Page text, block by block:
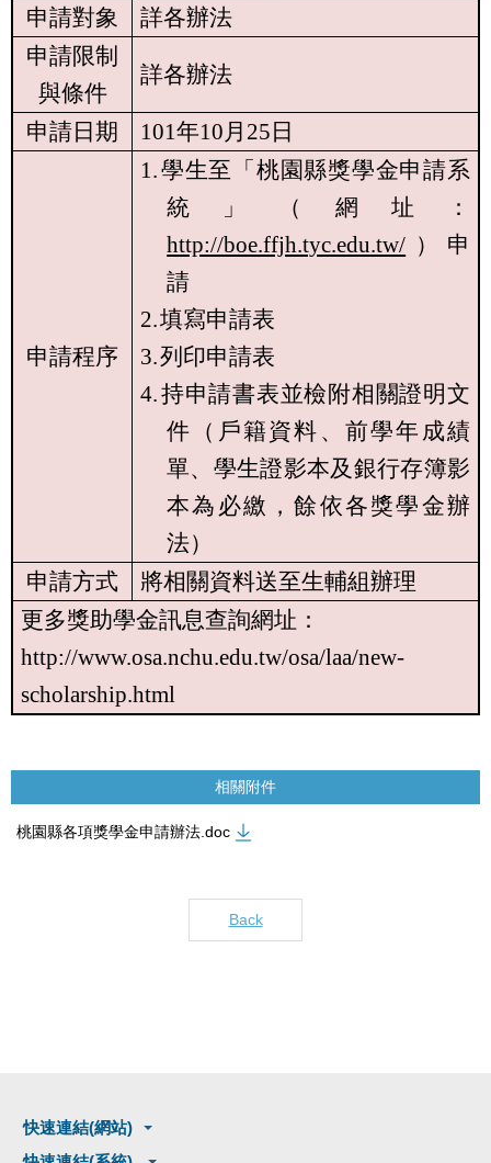
申請對象
詳各辦法
申請限制
與條件
詳各辦法
申請日期 101年10 月 25 日
申請程序
1.學生至「桃園縣獎學金申請系
統」（網址：
http://boe.ffjh.tyc.edu.tw/ ）申
請
2.填寫申請表
3.列印申請表
4.持申請書表並檢附相關證明文
件（戶籍資料、前學年成績
單、學生證影本及銀行存簿影
本為必繳，餘依各獎學金辦
法）
申請方式
將相關資料送至生輔組辦理
更多獎助學金訊息查詢網址：
http://www.osa.nchu.edu.tw/osa/laa/new-
scholarship.html
相關附件
桃園縣各項獎學金申請辦法.doc
Back
快速連結(網站)